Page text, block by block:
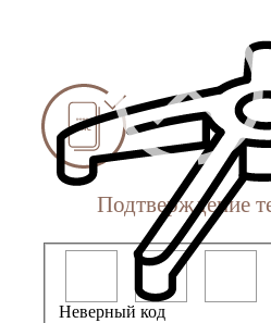
Подтверждение
Неверный код